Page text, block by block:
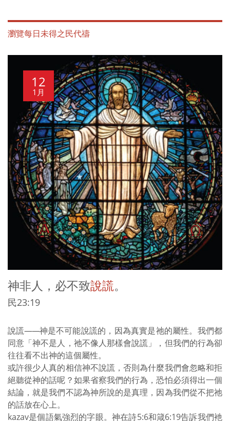
瀏覽每日未得之民代禱
12
1月
神非人，必不致說謊。
民23:19
說謊——神是不可能說謊的，因為真實是祂的屬性。我們都
同意「神不是人，祂不像人那樣會說謊」，但我們的行為卻
往往看不出神的這個屬性。
或許很少人真的相信神不說謊，否則為什麼我們會忽略和拒
絕聽從神的話呢？如果省察我們的行為，恐怕必須得出一個
結論，就是我們不認為神所說的是真理，因為我們從不把祂
的話放在心上。
kazav是個語氣強烈的字眼。神在詩5:6和箴6:19告訴我們衪